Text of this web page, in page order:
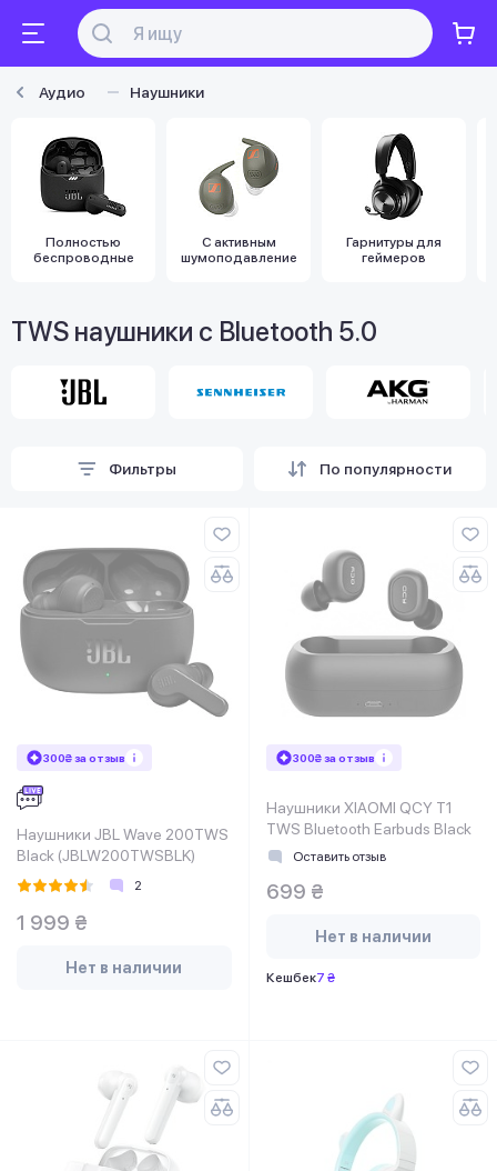
Аудио Наушники
Полностью
беспроводные
С активным
шумоподавлением
Гарнитуры для
геймеров
TWS наушники с Bluetooth 5.0
Фильтры По популярности
300₴ за отзыв
Наушники JBL Wave 200TWS
Black (JBLW200TWSBLK)
2
1 999 ₴
Нет в наличии
300₴ за отзыв
Наушники XIAOMI QCY T1
TWS Bluetooth Earbuds Black
Оставить отзыв
699 ₴
Нет в наличии
Кешбек7 ₴